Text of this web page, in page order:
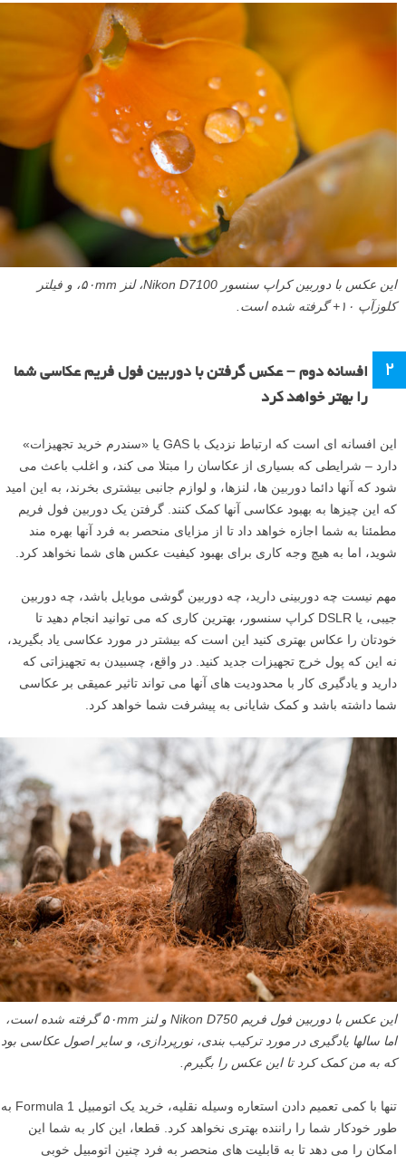
این عکس با دوربین کراپ سنسور Nikon D7100، لنز ۵۰mm، و فیلتر
کلوزآپ ۱۰+ گرفته شده است.
۲
افسانه دوم – عکس گرفتن با دوربین فول فریم عکاسی شما
را بهتر خواهد کرد
این افسانه ای است که ارتباط نزدیک با GAS یا «سندرم خرید تجهیزات»
دارد – شرایطی که بسیاری از عکاسان را مبتلا می کند، و اغلب باعث می
شود که آنها دائما دوربین ها، لنزها، و لوازم جانبی بیشتری بخرند، به این امید
که این چیزها به بهبود عکاسی آنها کمک کنند. گرفتن یک دوربین فول فریم
مطمئنا به شما اجازه خواهد داد تا از مزایای منحصر به فرد آنها بهره مند
شوید، اما به هیچ وجه کاری برای بهبود کیفیت عکس های شما نخواهد کرد.
مهم نیست چه دوربینی دارید، چه دوربین گوشی موبایل باشد، چه دوربین
جیبی، یا DSLR کراپ سنسور، بهترین کاری که می توانید انجام دهید تا
خودتان را عکاس بهتری کنید این است که بیشتر در مورد عکاسی یاد بگیرید،
نه این که پول خرج تجهیزات جدید کنید. در واقع، چسبیدن به تجهیزاتی که
دارید و یادگیری کار با محدودیت های آنها می تواند تاثیر عمیقی بر عکاسی
شما داشته باشد و کمک شایانی به پیشرفت شما خواهد کرد.
این عکس با دوربین فول فریم Nikon D750 و لنز ۵۰mm گرفته شده است،
اما سالها یادگیری در مورد ترکیب بندی، نورپردازی، و سایر اصول عکاسی بود
که به من کمک کرد تا این عکس را بگیرم.
تنها با کمی تعمیم دادن استعاره وسیله نقلیه، خرید یک اتومبیل Formula 1 به
طور خودکار شما را راننده بهتری نخواهد کرد. قطعا، این کار به شما این
امکان را می دهد تا به قابلیت های منحصر به فرد چنین اتومبیل خوبی